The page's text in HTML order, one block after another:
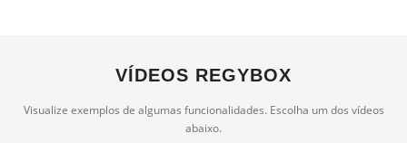
VÍDEOS REGYBOX
Visualize exemplos de algumas funcionalidades. Escolha um dos vídeos
abaixo.